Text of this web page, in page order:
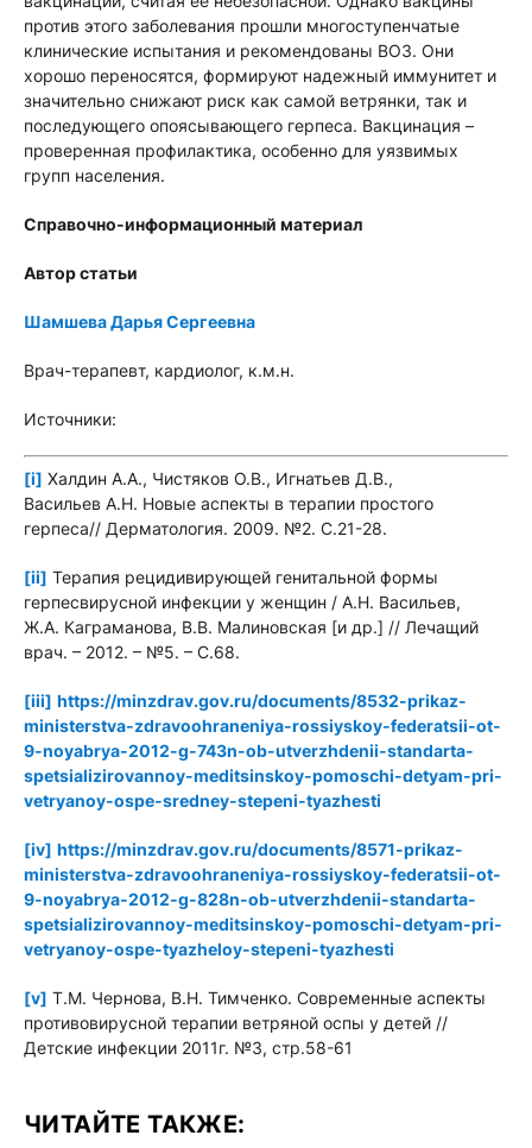
против этого заболевания прошли многоступенчатые
клинические испытания и рекомендованы ВОЗ. Они
хорошо переносятся, формируют надежный иммунитет и
значительно снижают риск как самой ветрянки, так и
последующего опоясывающего герпеса. Вакцинация –
проверенная профилактика, особенно для уязвимых
групп населения.
Справочно-информационный материал
Автор статьи
Шамшева Дарья Сергеевна
Врач-терапевт, кардиолог, к.м.н.
Источники:
[i] Халдин А.А., Чистяков О.В., Игнатьев Д.В.,
Васильев А.Н. Новые аспекты в терапии простого
герпеса// Дерматология. 2009. №2. С.21-28.
[ii] Терапия рецидивирующей генитальной формы
герпесвирусной инфекции у женщин / А.Н. Васильев,
Ж.А. Каграманова, В.В. Малиновская [и др.] // Лечащий
врач. – 2012. – №5. – С.68.
[iii] https://minzdrav.gov.ru/documents/8532-prikaz-
ministerstva-zdravoohraneniya-rossiyskoy-federatsii-ot-
9-noyabrya-2012-g-743n-ob-utverzhdenii-standarta-
spetsializirovannoy-meditsinskoy-pomoschi-detyam-pri-
vetryanoy-ospe-sredney-stepeni-tyazhesti
[iv] https://minzdrav.gov.ru/documents/8571-prikaz-
ministerstva-zdravoohraneniya-rossiyskoy-federatsii-ot-
9-noyabrya-2012-g-828n-ob-utverzhdenii-standarta-
spetsializirovannoy-meditsinskoy-pomoschi-detyam-pri-
vetryanoy-ospe-tyazheloy-stepeni-tyazhesti
[v] Т.М. Чернова, В.Н. Тимченко. Современные аспекты
противовирусной терапии ветряной оспы у детей //
Детские инфекции 2011г. №3, стр.58-61
ЧИТАЙТЕ ТАКЖЕ: